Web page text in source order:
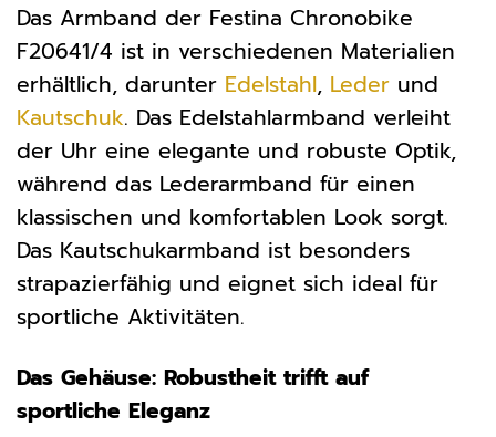
Das Armband der Festina Chronobike
F20641/4 ist in verschiedenen Materialien
erhältlich, darunter Edelstahl, Leder und
Kautschuk. Das Edelstahlarmband verleiht
der Uhr eine elegante und robuste Optik,
während das Lederarmband für einen
klassischen und komfortablen Look sorgt.
Das Kautschukarmband ist besonders
strapazierfähig und eignet sich ideal für
sportliche Aktivitäten.
Das Gehäuse: Robustheit trifft auf
sportliche Eleganz